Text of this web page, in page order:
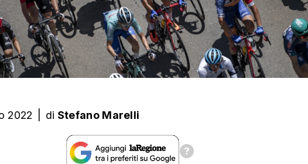
2022 di Stefano Marelli